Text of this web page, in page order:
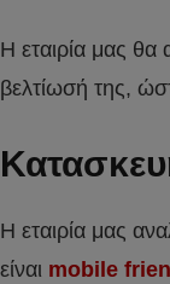
Η εταιρία μας θα
βελτίωσή της,
Η εταιρία μας
είναι mobile